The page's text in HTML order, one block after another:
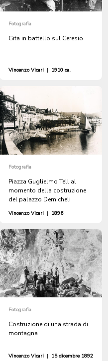
Fotografia
Gita in battello sul Ceresio
Vincenzo Vicari | 1910 ca.
Fotografia
Piazza Guglielmo Tell al
momento della costruzione
del palazzo Demicheli
Vincenzo Vicari | 1896
Fotografia
Costruzione di una strada di
montagna
Vincenzo Vicari | 15 dicembre 1892